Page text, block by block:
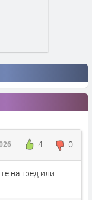
4 0
напред или